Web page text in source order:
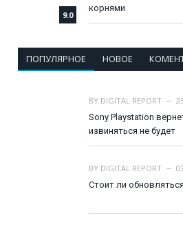
9.0
корнями
ПОПУЛЯРНОЕ НОВОЕ
BY DIGITAL REPORT
Sony Playstation
извиняться не будет
BY DIGITAL REPORT
Стоит ли